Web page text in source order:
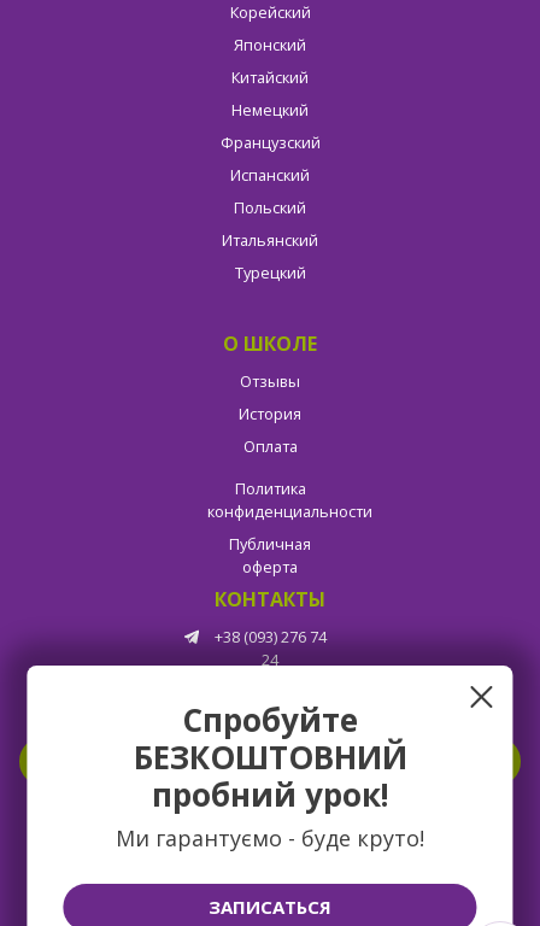
Корейский
Японский
Китайский
Немецкий
Французский
Испанский
Польский
Итальянский
Турецкий
О ШКОЛЕ
Отзывы
История
Оплата
Политика
конфиденциальности
Публичная
оферта
КОНТАКТЫ
+38 (093) 276 74
24
ВАКАНСИИ
Спробуйте
БЕЗКОШТОВНИЙ
пробний урок!
Ми гарантуємо - буде круто!
ЗАПИСАТЬСЯ